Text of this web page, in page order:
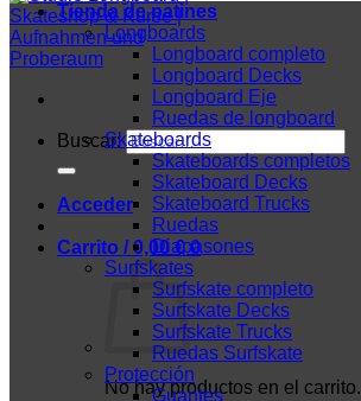
Buscar:
Acceder
Carrito /0,00€ 0
No hay productos en el carrito.
Tienda de patines
Longboards
Longboard completo
Longboard Decks
Longboard Eje
Ruedas de longboard
Skateboards
Skateboards completos
Skateboard Decks
Skateboard Trucks
Ruedas
Diapasones
Surfskates
Surfskate completo
Surfskate Decks
Surfskate Trucks
Ruedas Surfskate
Protección
Guantes